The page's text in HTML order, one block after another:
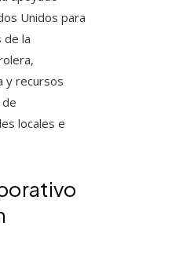
Unidos para
de la
y recursos
locales e